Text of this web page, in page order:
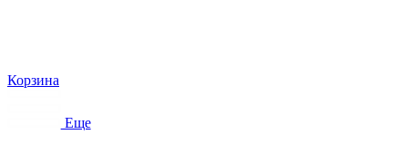
Корзина
Еще